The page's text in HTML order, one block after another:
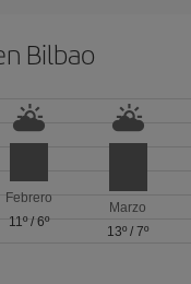
Bilbao
Febrero
11º/6º
Marzo
13º /7º